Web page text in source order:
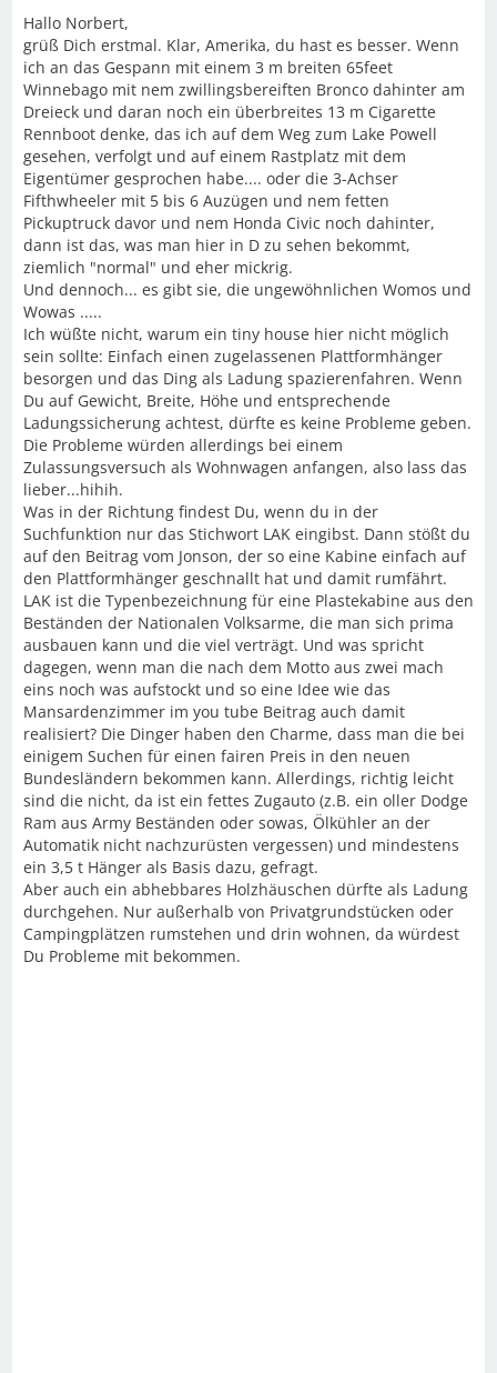
Hallo Norbert,
grüß Dich erstmal. Klar, Amerika, du hast es besser. Wenn
ich an das Gespann mit einem 3 m breiten 65feet
Winnebago mit nem zwillingsbereiften Bronco dahinter am
Dreieck und daran noch ein überbreites 13 m Cigarette
Rennboot denke, das ich auf dem Weg zum Lake Powell
gesehen, verfolgt und auf einem Rastplatz mit dem
Eigentümer gesprochen habe.... oder die 3-Achser
Fifthwheeler mit 5 bis 6 Auzügen und nem fetten
Pickuptruck davor und nem Honda Civic noch dahinter,
dann ist das, was man hier in D zu sehen bekommt,
ziemlich "normal" und eher mickrig.
Und dennoch... es gibt sie, die ungewöhnlichen Womos und
Wowas .....
Ich wüßte nicht, warum ein tiny house hier nicht möglich
sein sollte: Einfach einen zugelassenen Plattformhänger
besorgen und das Ding als Ladung spazierenfahren. Wenn
Du auf Gewicht, Breite, Höhe und entsprechende
Ladungssicherung achtest, dürfte es keine Probleme geben.
Die Probleme würden allerdings bei einem
Zulassungsversuch als Wohnwagen anfangen, also lass das
lieber...hihih.
Was in der Richtung findest Du, wenn du in der
Suchfunktion nur das Stichwort LAK eingibst. Dann stößt du
auf den Beitrag vom Jonson, der so eine Kabine einfach auf
den Plattformhänger geschnallt hat und damit rumfährt.
LAK ist die Typenbezeichnung für eine Plastekabine aus den
Beständen der Nationalen Volksarme, die man sich prima
ausbauen kann und die viel verträgt. Und was spricht
dagegen, wenn man die nach dem Motto aus zwei mach
eins noch was aufstockt und so eine Idee wie das
Mansardenzimmer im you tube Beitrag auch damit
realisiert? Die Dinger haben den Charme, dass man die bei
einigem Suchen für einen fairen Preis in den neuen
Bundesländern bekommen kann. Allerdings, richtig leicht
sind die nicht, da ist ein fettes Zugauto (z.B. ein oller Dodge
Ram aus Army Beständen oder sowas, Ölkühler an der
Automatik nicht nachzurüsten vergessen) und mindestens
ein 3,5 t Hänger als Basis dazu, gefragt.
Aber auch ein abhebbares Holzhäuschen dürfte als Ladung
durchgehen. Nur außerhalb von Privatgrundstücken oder
Campingplätzen rumstehen und drin wohnen, da würdest
Du Probleme mit bekommen.